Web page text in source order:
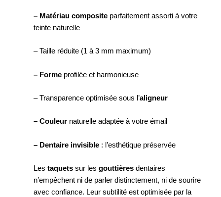
– Matériau compositeparfaitement assorti à votre
teinte naturelle
– Taille réduite (1 à 3 mm maximum)
– Formeprofilée et harmonieuse
– Transparence optimisée sous l’aligneur
– Couleurnaturelle adaptée à votre émail
– Dentaire invisible: l’esthétique préservée
Les taquetssur les gouttièresdentaires
n’empêchent ni de parler distinctement, ni de sourire
avec confiance. Leur subtilité est optimisée par la